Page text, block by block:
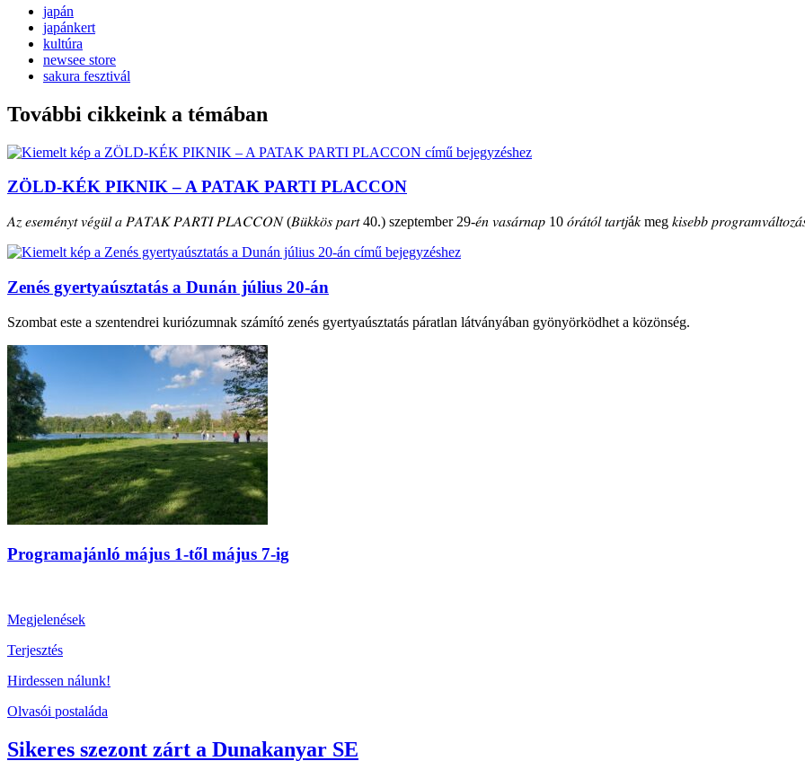
japán
japánkert
kultúra
newsee store
sakura fesztivál
További cikkeink a témában
ZÖLD-KÉK PIKNIK – A PATAK PARTI PLACCON
𝐴𝑧 𝑒𝑠𝑒𝑚𝑒́𝑛𝑦𝑡 𝑣𝑒́𝑔𝑢̈𝑙 𝑎 𝑃𝐴𝑇𝐴𝐾 𝑃𝐴𝑅𝑇𝐼 𝑃𝐿𝐴𝐶𝐶𝑂𝑁 (𝐵𝑢̈𝑘𝑘𝑜̈𝑠 𝑝𝑎𝑟𝑡 40.) szeptember 29-𝑒́𝑛 𝑣𝑎𝑠𝑎́𝑟𝑛𝑎𝑝 10 𝑜́𝑟𝑎́𝑡𝑜́𝑙 𝑡𝑎𝑟𝑡𝑗á𝑘 meg 𝑘𝑖𝑠𝑒𝑏𝑏
Zenés gyertyaúsztatás a Dunán július 20-án
Szombat este a szentendrei kuriózumnak számító zenés gyertyaúsztatás páratlan látványában gyönyörködhet a közönség.
Programajánló május 1-től május 7-ig
Megjelenések
Terjesztés
Hirdessen nálunk!
Olvasói postaláda
Sikeres szezont zárt a Dunakanyar SE